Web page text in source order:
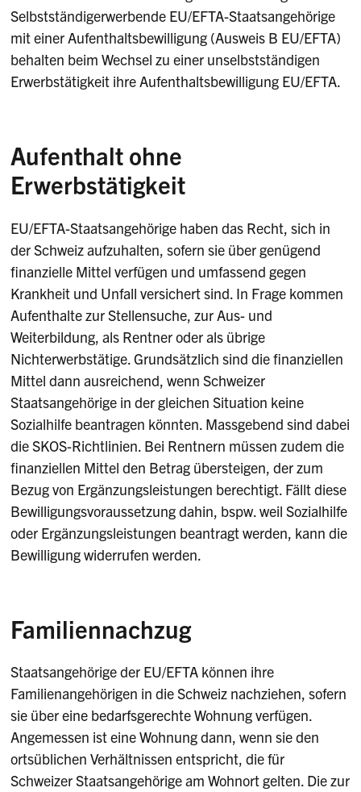
Selbstständigerwerbende EU/EFTA-Staatsangehörige
mit einer Aufenthaltsbewilligung (Ausweis B EU/EFTA)
behalten beim Wechsel zu einer unselbstständigen
Erwerbstätigkeit ihre Aufenthaltsbewilligung EU/EFTA.
Aufenthalt ohne
Erwerbstätigkeit
EU/EFTA-Staatsangehörige haben das Recht, sich in
der Schweiz aufzuhalten, sofern sie über genügend
finanzielle Mittel verfügen und umfassend gegen
Krankheit und Unfall versichert sind. In Frage kommen
Aufenthalte zur Stellensuche, zur Aus- und
Weiterbildung, als Rentner oder als übrige
Nichterwerbstätige. Grundsätzlich sind die finanziellen
Mittel dann ausreichend, wenn Schweizer
Staatsangehörige in der gleichen Situation keine
Sozialhilfe beantragen könnten. Massgebend sind dabei
die SKOS-Richtlinien. Bei Rentnern müssen zudem die
finanziellen Mittel den Betrag übersteigen, der zum
Bezug von Ergänzungsleistungen berechtigt. Fällt diese
Bewilligungsvoraussetzung dahin, bspw. weil Sozialhilfe
oder Ergänzungsleistungen beantragt werden, kann die
Bewilligung widerrufen werden.
Familiennachzug
Staatsangehörige der EU/EFTA können ihre
Familienangehörigen in die Schweiz nachziehen, sofern
sie über eine bedarfsgerechte Wohnung verfügen.
Angemessen ist eine Wohnung dann, wenn sie den
ortsüblichen Verhältnissen entspricht, die für
Schweizer Staatsangehörige am Wohnort gelten. Die zur